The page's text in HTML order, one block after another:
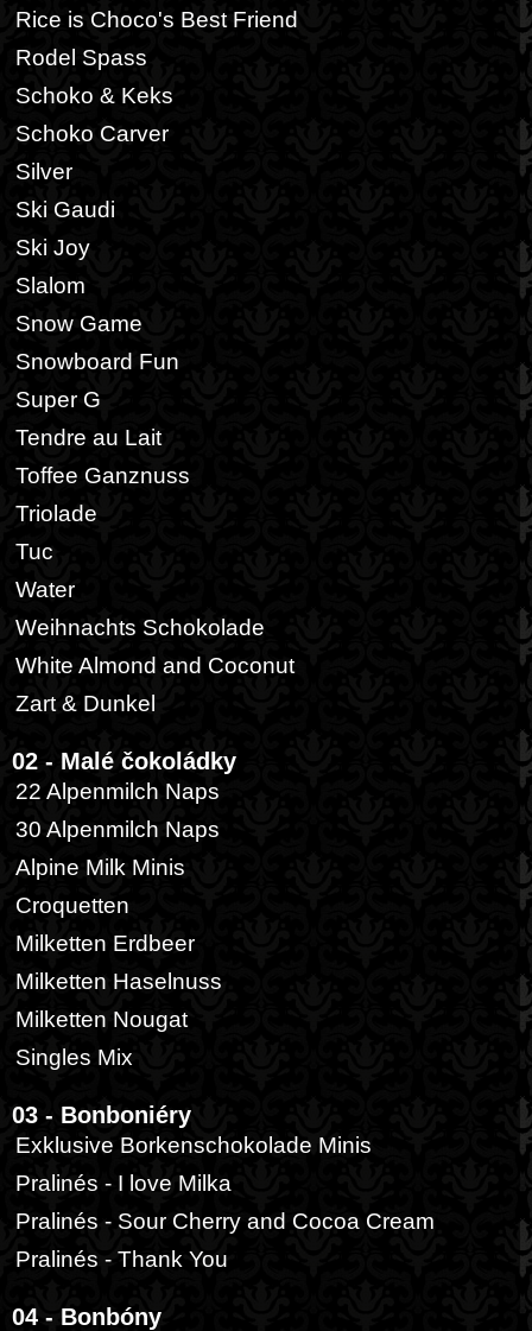
Rice is Choco's Best Friend
Rodel Spass
Schoko & Keks
Schoko Carver
Silver
Ski Gaudi
Ski Joy
Slalom
Snow Game
Snowboard Fun
Super G
Tendre au Lait
Toffee Ganznuss
Triolade
Tuc
Water
Weihnachts Schokolade
White Almond and Coconut
Zart & Dunkel
02 - Malé čokoládky
22 Alpenmilch Naps
30 Alpenmilch Naps
Alpine Milk Minis
Croquetten
Milketten Erdbeer
Milketten Haselnuss
Milketten Nougat
Singles Mix
03 - Bonboniéry
Exklusive Borkenschokolade Minis
Pralinés - I love Milka
Pralinés - Sour Cherry and Cocoa Cream
Pralinés - Thank You
04 - Bonbóny